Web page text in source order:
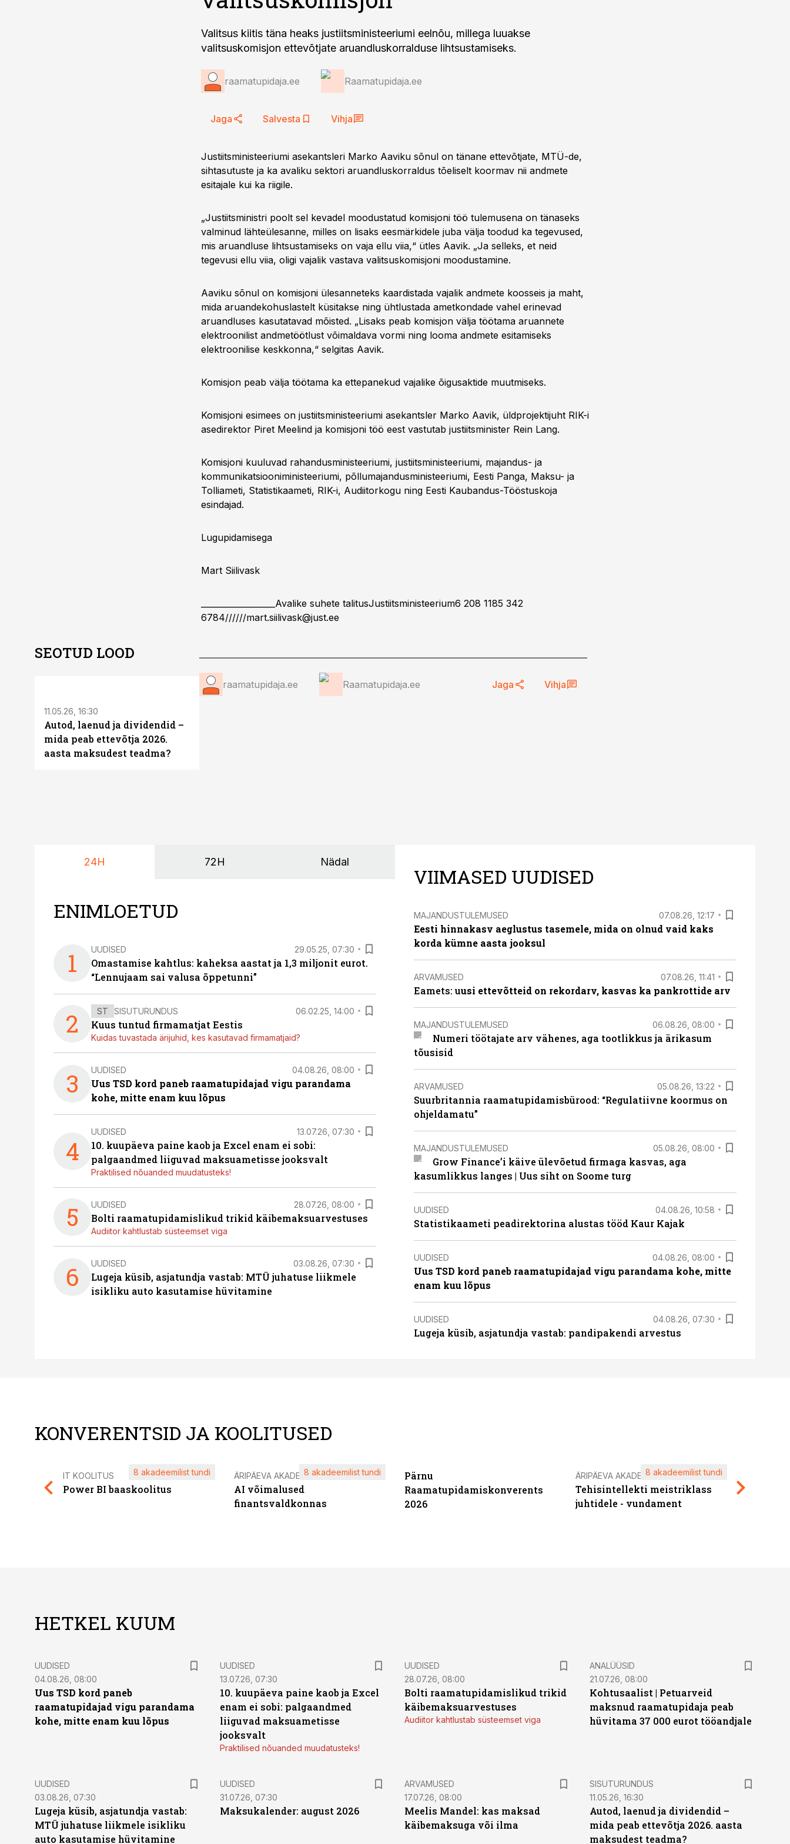
Valitsus kiitis täna heaks justiitsministeeriumi eelnõu, millega luuakse
valitsuskomisjon ettevõtjate aruandluskorralduse lihtsustamiseks.
raamatupidaja.ee Raamatupidaja.ee
Jaga Salvesta Vihja
Justiitsministeeriumi asekantsleri Marko Aaviku sõnul on tänane ettevõtjate, MTÜ-de,
sihtasutuste ja ka avaliku sektori aruandluskorraldus tõeliselt koormav nii andmete
esitajale kui ka riigile.
„Justiitsministri poolt sel kevadel moodustatud komisjoni töö tulemusena on tänaseks
valminud lähteülesanne, milles on lisaks eesmärkidele juba välja toodud ka tegevused,
mis aruandluse lihtsustamiseks on vaja ellu viia,“ ütles Aavik. „Ja selleks, et neid
tegevusi ellu viia, oligi vajalik vastava valitsuskomisjoni moodustamine.
Aaviku sõnul on komisjoni ülesanneteks kaardistada vajalik andmete koosseis ja maht,
mida aruandekohuslastelt küsitakse ning ühtlustada ametkondade vahel erinevad
aruandluses kasutatavad mõisted. „Lisaks peab komisjon välja töötama aruannete
elektroonilist andmetöötlust võimaldava vormi ning looma andmete esitamiseks
elektroonilise keskkonna,“ selgitas Aavik.
Komisjon peab välja töötama ka ettepanekud vajalike õigusaktide muutmiseks.
Komisjoni esimees on justiitsministeeriumi asekantsler Marko Aavik, üldprojektijuht RIK-i
asedirektor Piret Meelind ja komisjoni töö eest vastutab justiitsminister Rein Lang.
Komisjoni kuuluvad rahandusministeeriumi, justiitsministeeriumi, majandus- ja
kommunikatsiooniministeeriumi, põllumajandusministeeriumi, Eesti Panga, Maksu- ja
Tolliameti, Statistikaameti, RIK-i, Audiitorkogu ning Eesti Kaubandus-Tööstuskoja
esindajad.
Lugupidamisega
Mart Siilivask
__________________Avalike suhete talitusJustiitsministeerium6 208 1185 342
6784//////mart.siilivask@just.ee
raamatupidaja.ee Raamatupidaja.ee Jaga Vihja
SEOTUD LOOD
11.05.26, 16:30
Autod, laenud ja dividendid –
mida peab ettevõtja 2026.
aasta maksudest teadma?
24H 72H Nädal
ENIMLOETUD
1 UUDISED 29.05.25, 07:30
Omastamise kahtlus: kaheksa aastat ja 1,3 miljonit eurot.
“Lennujaam sai valusa õppetunni”
2 ST SISUTURUNDUS 06.02.25, 14:00
Kuus tuntud firmamatjat Eestis
Kuidas tuvastada ärijuhid, kes kasutavad firmamatjaid?
3 UUDISED 04.08.26, 08:00
Uus TSD kord paneb raamatupidajad vigu parandama
kohe, mitte enam kuu lõpus
4
UUDISED 13.07.26, 07:30
10. kuupäeva paine kaob ja Excel enam ei sobi:
palgaandmed liiguvad maksuametisse jooksvalt
Praktilised nõuanded muudatusteks!
5 UUDISED 28.07.26, 08:00
Bolti raamatupidamislikud trikid käibemaksuarvestuses
Audiitor kahtlustab süsteemset viga
6 UUDISED 03.08.26, 07:30
Lugeja küsib, asjatundja vastab: MTÜ juhatuse liikmele
isikliku auto kasutamise hüvitamine
VIIMASED UUDISED
MAJANDUSTULEMUSED 07.08.26, 12:17
Eesti hinnakasv aeglustus tasemele, mida on olnud vaid kaks
korda kümne aasta jooksul
ARVAMUSED 07.08.26, 11:41
Eamets: uusi ettevõtteid on rekordarv, kasvas ka pankrottide arv
MAJANDUSTULEMUSED 06.08.26, 08:00
Numeri töötajate arv vähenes, aga tootlikkus ja ärikasum
tõusisid
ARVAMUSED 05.08.26, 13:22
Suurbritannia raamatupidamisbürood: “Regulatiivne koormus on
ohjeldamatu”
MAJANDUSTULEMUSED 05.08.26, 08:00
Grow Finance’i käive ülevõetud firmaga kasvas, aga
kasumlikkus langes | Uus siht on Soome turg
UUDISED 04.08.26, 10:58
Statistikaameti peadirektorina alustas tööd Kaur Kajak
UUDISED 04.08.26, 08:00
Uus TSD kord paneb raamatupidajad vigu parandama kohe, mitte
enam kuu lõpus
UUDISED 04.08.26, 07:30
Lugeja küsib, asjatundja vastab: pandipakendi arvestus
KONVERENTSID JA KOOLITUSED
IT KOOLITUS
Power BI baaskoolitus
8 akadeemilist tundi ÄRIPÄEVA AKADEEMIA
AI võimalused
finantsvaldkonnas
8 akadeemilist tundi
Pärnu
Raamatupidamiskonverents
2026
ÄRIPÄEVA AKADEEMIA
Tehisintellekti meistriklass
juhtidele - vundament
8 akadeemilist tundi
HETKEL KUUM
UUDISED
04.08.26, 08:00
Uus TSD kord paneb
raamatupidajad vigu parandama
kohe, mitte enam kuu lõpus
UUDISED
13.07.26, 07:30
10. kuupäeva paine kaob ja Excel
enam ei sobi: palgaandmed
liiguvad maksuametisse
jooksvalt
Praktilised nõuanded muudatusteks!
UUDISED
28.07.26, 08:00
Bolti raamatupidamislikud trikid
käibemaksuarvestuses
Audiitor kahtlustab süsteemset viga
ANALÜÜSID
21.07.26, 08:00
Kohtusaalist | Petuarveid
maksnud raamatupidaja peab
hüvitama 37 000 eurot tööandjale
UUDISED
03.08.26, 07:30
Lugeja küsib, asjatundja vastab:
MTÜ juhatuse liikmele isikliku
auto kasutamise hüvitamine
UUDISED
31.07.26, 07:30
Maksukalender: august 2026
ARVAMUSED
17.07.26, 08:00
Meelis Mandel: kas maksad
käibemaksuga või ilma
ST
SISUTURUNDUS
11.05.26, 16:30
Autod, laenud ja dividendid –
mida peab ettevõtja 2026. aasta
maksudest teadma?